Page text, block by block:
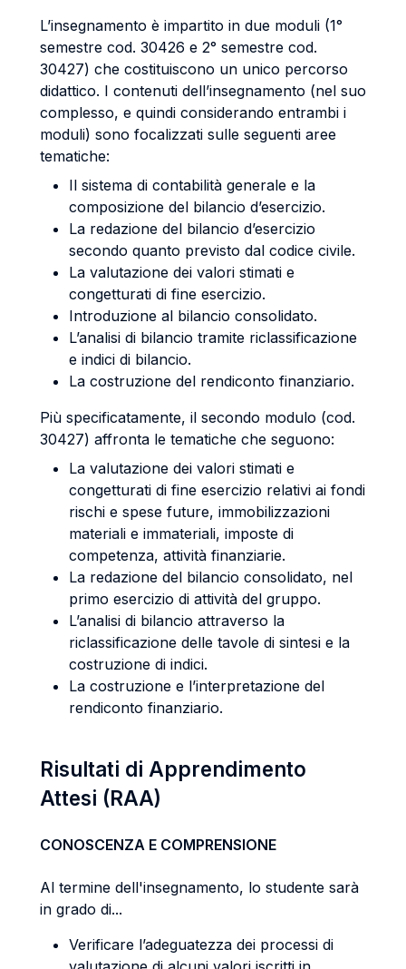
L’insegnamento è impartito in due moduli (1°
semestre cod. 30426 e 2° semestre cod.
30427) che costituiscono un unico percorso
didattico. I contenuti dell’insegnamento (nel suo
complesso, e quindi considerando entrambi i
moduli) sono focalizzati sulle seguenti aree
tematiche:
Il sistema di contabilità generale e la
composizione del bilancio d’esercizio.
La redazione del bilancio d’esercizio
secondo quanto previsto dal codice civile.
La valutazione dei valori stimati e
congetturati di fine esercizio.
Introduzione al bilancio consolidato.
L’analisi di bilancio tramite riclassificazione
e indici di bilancio.
La costruzione del rendiconto finanziario.
Più specificatamente, il secondo modulo (cod.
30427) affronta le tematiche che seguono:
La valutazione dei valori stimati e
congetturati di fine esercizio relativi ai fondi
rischi e spese future, immobilizzazioni
materiali e immateriali, imposte di
competenza, attività finanziarie.
La redazione del bilancio consolidato, nel
primo esercizio di attività del gruppo.
L’analisi di bilancio attraverso la
riclassificazione delle tavole di sintesi e la
costruzione di indici.
La costruzione e l’interpretazione del
rendiconto finanziario.
Risultati di Apprendimento
Attesi (RAA)
CONOSCENZA E COMPRENSIONE
Al termine dell'insegnamento, lo studente sarà
in grado di...
Verificare l’adeguatezza dei processi di